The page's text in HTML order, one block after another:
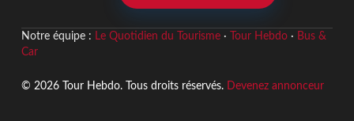
Notre équipe : Le Quotidien du Tourisme· Tour Hebdo· Bus &
Car
© 2026 Tour Hebdo. Tous droits réservés. Devenez annonceur